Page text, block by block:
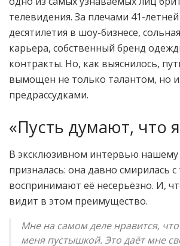
телевидения. За плечами 41-
десятилетия в шоу-бизнесе,
карьера, собственный бренд
контракты. Но, как выяснилось,
вымощен не только талантом, но
предрассудками.
«Пусть думают, что
В эксклюзивном интервью
призналась: она давно смирилась
воспринимают её несерьёзно. И,
видит в этом преимущество.
Мне на самом деле нравится,
меня пустышкой. Это даёт мне